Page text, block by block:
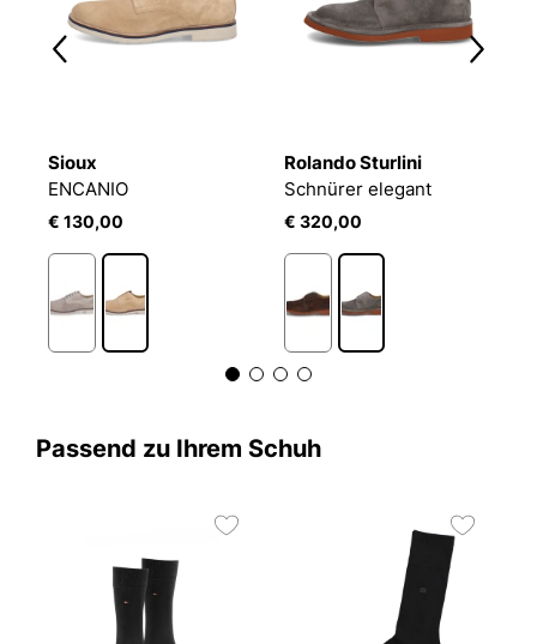
Sioux
ENCANIO
€ 130,00
Rolando Sturlini
Schnürer elegant
€ 320,00
Passend zu Ihrem Schuh